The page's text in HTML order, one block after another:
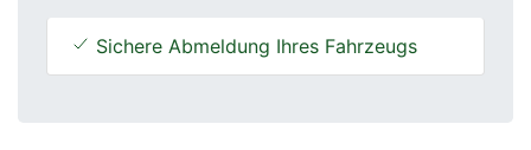
Sichere Abmeldung Ihres Fahrzeugs